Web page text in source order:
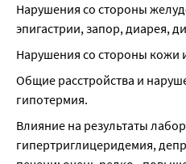
Нарушения со стороны
эпигастрии, запор, диарея,
Нарушения со стороны кожи
Общие расстройства и
гипотермия.
Влияние на результаты
гипертриглицеридемия,